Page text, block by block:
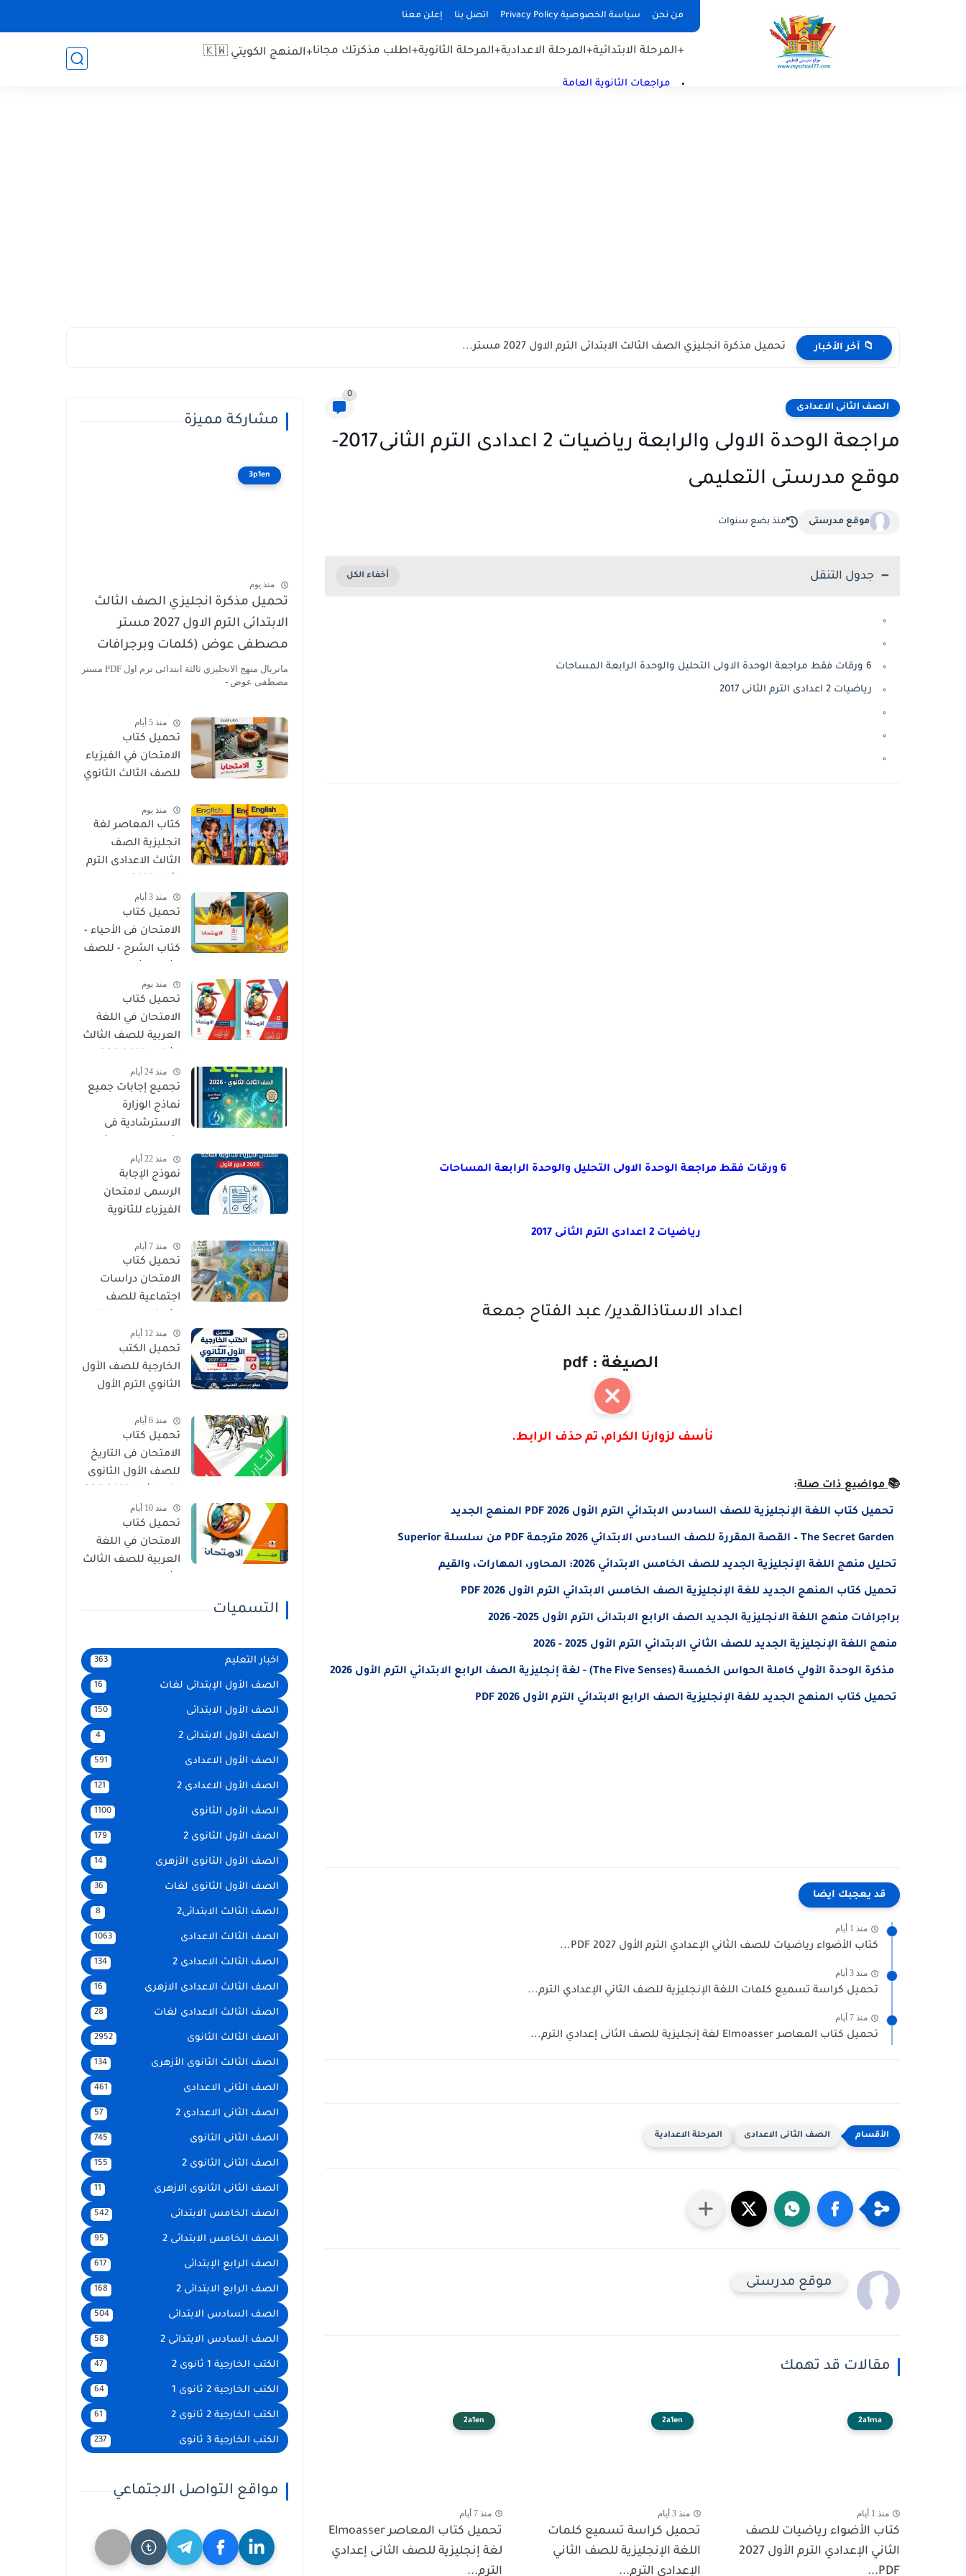
من نحن سياسة الخصوصية Privacy Policy اتصل بنا إعلن معنا
+المرحلة الابتدائية+المرحلة الاعدادية+المرحلة الثانوية+اطلب مذكرتك مجانا+المنهج الكويتي 🇰🇼
مراجعات الثانوية العامة
📁 آخر الأخبار تحميل مذكرة انجليزي الصف الثالث الابتدائى الترم الاول 2027 مستر...
الصف الثانى الاعدادى
0
مراجعة الوحدة الاولى والرابعة رياضيات 2 اعدادى الترم الثانى2017-
موقع مدرستى التعليمى
موقع مدرستى منذ بضع سنوات
جدول التنقل
6 ورقات فقط مراجعة الوحدة الاولى التحليل والوحدة الرابعة المساحات
رياضيات 2 اعدادى الترم الثانى 2017
6 ورقات فقط مراجعة الوحدة الاولى التحليل والوحدة الرابعة المساحات
رياضيات 2 اعدادى الترم الثانى 2017
اعداد الاستاذالقدير/ عبد الفتاح جمعة
الصيغة : pdf
نأسف لزوارنا الكرام، تم حذف الرابط.
📚 مواضيع ذات صلة:
تحميل كتاب اللغة الإنجليزية للصف السادس الابتدائي الترم الأول 2026 PDF المنهج الجديد
تحليل منهج اللغة الإنجليزية الجديد للصف الخامس الابتدائي 2026: المحاور، المهارات، والقيم
تحميل كتاب المنهج الجديد للغة الإنجليزية الصف الخامس الابتدائي الترم الأول 2026 PDF
براجرافات منهج اللغة الانجليزية الجديد الصف الرابع الابتدائى الترم الأول 2025- 2026
منهج اللغة الإنجليزية الجديد للصف الثاني الابتدائي الترم الأول 2025 - 2026
مذكرة الوحدة الأولي كاملة الحواس الخمسة (The Five Senses) - لغة إنجليزية الصف الرابع الابتدائي الترم الأول 2026
تحميل كتاب المنهج الجديد للغة الإنجليزية الصف الرابع الابتدائي الترم الأول 2026 PDF
قد يعجبك ايضا
منذ 1 أيام
كتاب الأضواء رياضيات للصف الثاني الإعدادي الترم الأول 2027 PDF...
منذ 3 أيام
تحميل كراسة تسميع كلمات اللغة الإنجليزية للصف الثاني الإعدادي الترم...
منذ 7 أيام
تحميل كتاب المعاصر Elmoasser لغة إنجليزية للصف الثانى إعدادي الترم...
الصف الثانى الاعدادى المرحلة الاعدادية
موقع مدرستى
مقالات قد تهمك
2a1ma
منذ 1 أيام
كتاب الأضواء رياضيات للصف
الثاني الإعدادي الترم الأول 2027
PDF...
2a1en
منذ 3 أيام
تحميل كراسة تسميع كلمات
اللغة الإنجليزية للصف الثاني
الإعدادي الترم...
2a1en
منذ 7 أيام
تحميل كتاب المعاصر Elmoasser
لغة إنجليزية للصف الثانى إعدادي
الترم...
مشاركة مميزة
3p1en
منذ يوم
تحميل مذكرة انجليزي الصف الثالث
الابتدائى الترم الاول 2027 مستر
مصطفى عوض (كلمات وبرجرافات
مصورة PDF)
ماتريال منهج الانجليزي ثالثة ابتدائى ترم اول PDF مستر
مصطفى عوض -
منذ 5 أيام
تحميل كتاب
الامتحان في الفيزياء
للصف الثالث الثانوي
الشرح
منذ يوم
كتاب المعاصر لغة
انجليزية الصف
الثالث الاعدادى الترم
منذ 3 أيام
تحميل كتاب
الامتحان فى الأحياء -
كتاب الشرح - للصف
PDFمنذ يوم
تحميل كتاب
الامتحان في اللغة
العربية للصف الثالث
كتاب الأسئلة
والتدريبات كامل
منذ 24 أيام
تجميع إجابات جميع
نماذج الوزارة
الاسترشادية فى
الثانوي 2026
منذ 22 أيام
نموذج الإجابة
الرسمى لامتحان
الفيزياء للثانوية
الأول
منذ 7 أيام
تحميل كتاب
الامتحان دراسات
اجتماعية للصف
الأول 2027 PDF
منذ 12 أيام
تحميل الكتب
الخارجية للصف الأول
الثانوي الترم الأول
المواد المنهج
الجديد)
منذ 6 أيام
تحميل كتاب
الامتحان فى التاريخ
للصف الأول الثانوى
النسخة الجديدة
منذ 10 أيام
تحميل كتاب
الامتحان في اللغة
العربية للصف الثالث
التسميات
اخبار التعليم 363
الصف الأول الإبتدائى لغات 16
الصف الأول الابتدائى 150
الصف الأول الابتدائى 2 4
الصف الأول الاعدادى 591
الصف الأول الاعدادى 2 121
الصف الأول الثانوى 1100
الصف الأول الثانوى 2 179
الصف الأول الثانوى الأزهرى 14
الصف الأول الثانوى لغات 36
الصف الثالث الابتدائى2 8
الصف الثالث الاعدادى 1063
الصف الثالث الاعدادى 2 134
الصف الثالث الاعدادى الازهرى 16
الصف الثالث الاعدادى لغات 28
الصف الثالث الثانوى 2952
الصف الثالث الثانوى الأزهرى 134
الصف الثانى الاعدادى 461
الصف الثانى الاعدادى 2 57
الصف الثانى الثانوى 745
الصف الثانى الثانوى 2 155
الصف الثانى الثانوى الازهرى 11
الصف الخامس الابتدائى 542
الصف الخامس الابتدائى 2 95
الصف الرابع الإبتدائى 617
الصف الرابع الابتدائى 2 168
الصف السادس الابتدائى 504
الصف السادس الابتدائى 2 58
الكتب الخارجية 1 ثانوى 2 47
الكتب الخارجية 2 ثانوى 1 64
الكتب الخارجية 2 ثانوى 2 61
الكتب الخارجية 3 ثانوى 237
مواقع التواصل الاجتماعي